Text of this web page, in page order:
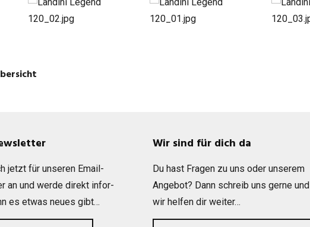
jetzt für unse­ren Email-
an und werde direkt infor­
es etwas neues gibt…
Wir sind für dich da
Du hast Fra­gen zu uns oder unse­rem
Ange­bot? Dann schreib uns gerne und
wir hel­fen dir weiter…